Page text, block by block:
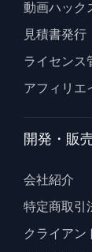
動画ハック
見積書発行
ライセンス
アフィリエ
開発・販
会社紹介
特定商取引
クライアン